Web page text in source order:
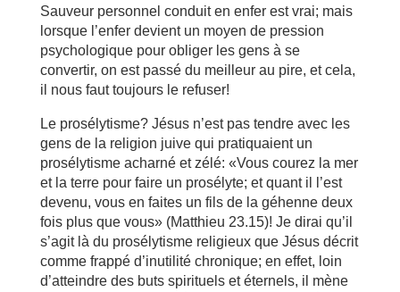
Sauveur personnel conduit en enfer est vrai; mais
lorsque l’enfer devient un moyen de pression
psychologique pour obliger les gens à se
convertir, on est passé du meilleur au pire, et cela,
il nous faut toujours le refuser!
Le prosélytisme? Jésus n’est pas tendre avec les
gens de la religion juive qui pratiquaient un
prosélytisme acharné et zélé: «Vous courez la mer
et la terre pour faire un prosélyte; et quant il l’est
devenu, vous en faites un fils de la géhenne deux
fois plus que vous» (Matthieu 23.15)! Je dirai qu’il
s’agit là du prosélytisme religieux que Jésus décrit
comme frappé d’inutilité chronique; en effet, loin
d’atteindre des buts spirituels et éternels, il mène